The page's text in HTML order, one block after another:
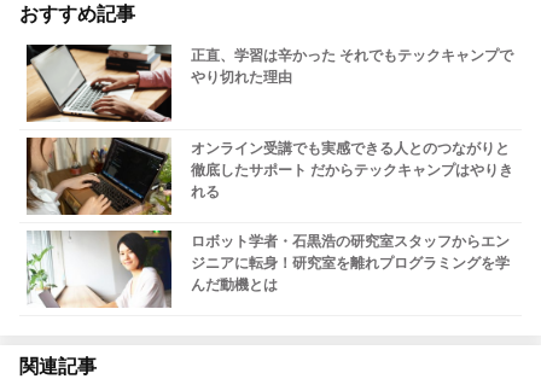
おすすめ記事
正直、学習は辛かった それでもテックキャンプで
やり切れた理由
オンライン受講でも実感できる人とのつながりと
徹底したサポート だからテックキャンプはやりき
れる
ロボット学者・石黒浩の研究室スタッフからエン
ジニアに転身！研究室を離れプログラミングを学
んだ動機とは
関連記事